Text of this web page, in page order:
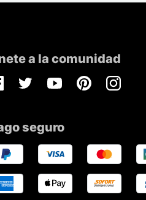
a la comunidad
TwitterYoutubePinterestInstagram
seguro